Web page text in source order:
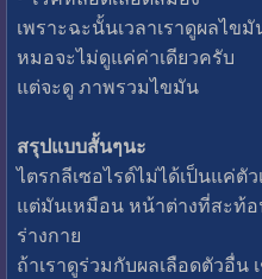
เพราะฉะนั้นเวลาเราดูผลไขมั
หมอจะไม่ดูแค่ค่าเดียวครับ
แต่จะดู ภาพรวมไขมัน
สรุปแบบสั้นๆนะ
ไตรกลีเซอไรด์ไม่ได้เป็นแค่ตั
แต่มันเหมือน หน้าต่างที่สะท้
ร่างกาย
ถ้าเราดูร่วมกับผลเลือดตัวอื่น